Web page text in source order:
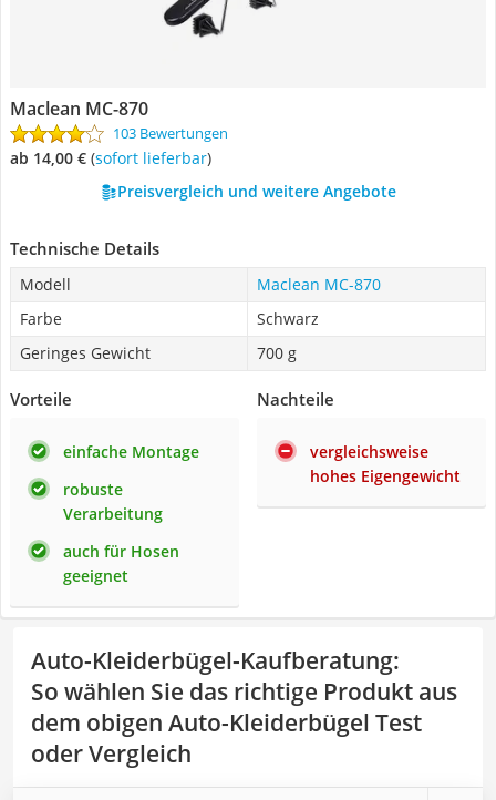
Maclean MC-870
103 Bewertungen
ab 14,00 € ( Sofort lieferbar)
Preisvergleich und weitere Angebote
Technische Details
Modell
Maclean MC-870
Farbe
Schwarz
Geringes Gewicht
700 g
Vorteile
einfache Montage
robuste
Verarbeitung
auch für Hosen
geeignet
Nachteile
vergleichsweise
hohes Eigengewicht
Auto-Kleiderbügel-Kaufberatung:
So wählen Sie das richtige Produkt aus
dem obigen Auto-Kleiderbügel Test
oder Vergleich